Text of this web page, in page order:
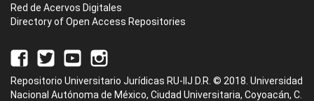
Red de Acervos Digitales
Directory of Open Access Repositories
Repositorio Universitario Jurídicas RU-IIJ D.R. © 2018. Universidad
Nacional Autónoma de México, Ciudad Universitaria, Coyoacán, C.